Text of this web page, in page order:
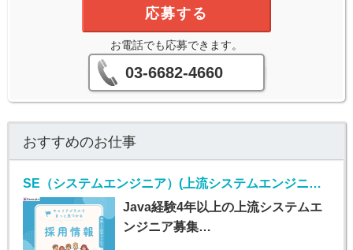
応募する
お電話でも応募できます。
03-6682-4660
おすすめのお仕事
SE（システムエンジニア）(上流システムエンジニア/Java経験者/正社員)
Java経験4年以上の上流システムエ
ンジニア募集…